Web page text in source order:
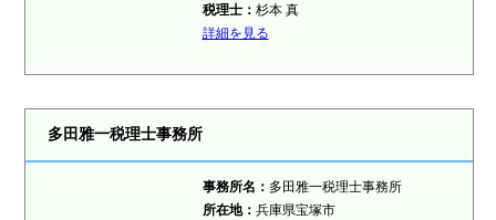
税理士： 杉本 真
詳細を見る
多田雅一税理士事務所
事務所名： 多田雅一税理士事務所
所在地： 兵庫県宝塚市